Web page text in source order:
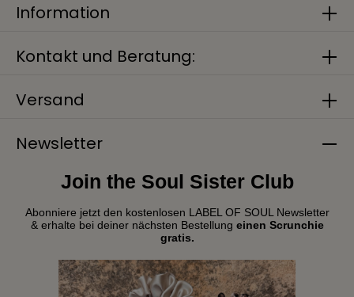
Kontakt und Beratung:
Versand
Newsletter
Join the Soul Sister Club
Abonniere jetzt den kostenlosen LABEL OF SOUL Newsletter
& erhalte bei deiner nächsten Bestellung einen Scrunchie
gratis.
Information